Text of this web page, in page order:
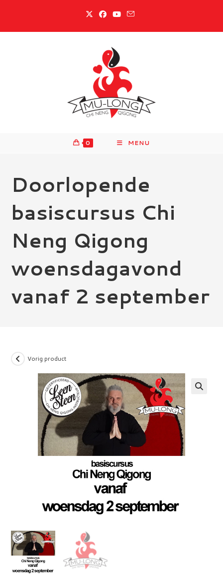
inhoud
0 MENU
Doorlopende
basiscursus Chi
Neng Qigong
woensdagavond
vanaf 2 september
Vorig product